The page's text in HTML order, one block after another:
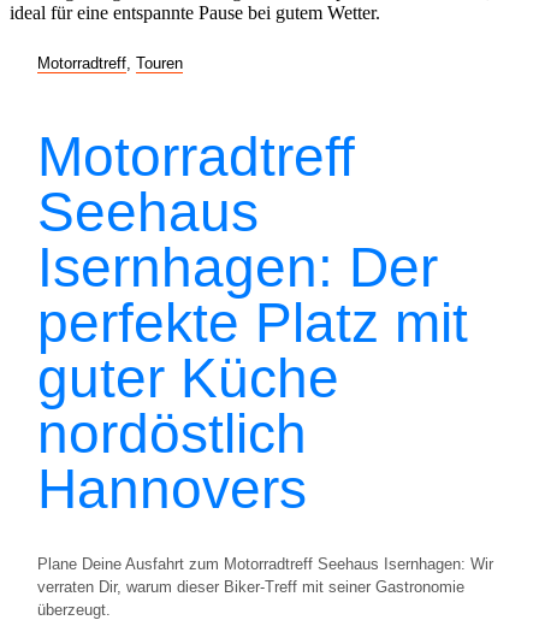
Motorradtreff Touren
Motorradtreff
Seehaus
Isernhagen: Der
perfekte Platz mit
guter Küche
nordöstlich
Hannovers
Plane Deine Ausfahrt zum Motorradtreff Seehaus Isernhagen: Wir
verraten Dir, warum dieser Biker-Treff mit seiner Gastronomie
überzeugt.